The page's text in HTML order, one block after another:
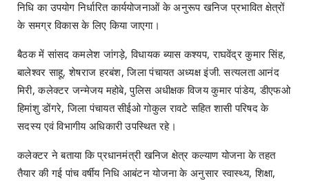
निधि का उपयोग निर्धारित कार्ययोजनाओं के अनुरूप खनिज प्रभावित क्षेत्रों
के समग्र विकास के लिए किया जाएगा।
बैठक में सांसद कमलेश जांगड़े, विधायक ब्यास कश्यप, राघवेंद्र कुमार सिंह,
बालेश्वर साहू, शेषराज हरबंश, जिला पंचायत अध्यक्ष इंजी. सत्यलता आनंद
मिरी, कलेक्टर जन्मेजय महोबे, पुलिस अधीक्षक विजय कुमार पांडेय, डीएफओ
हिमांशु डोंगरे, जिला पंचायत सीईओ गोकुल रावटे सहित शासी परिषद के
सदस्य एवं विभागीय अधिकारी उपस्थित रहे।
कलेक्टर ने बताया कि प्रधानमंत्री खनिज क्षेत्र कल्याण योजना के तहत
तैयार की गई पांच वर्षीय निधि आबंटन योजना के अनुसार स्वास्थ्य, शिक्षा,